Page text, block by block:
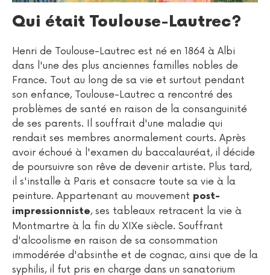
Qui était Toulouse-Lautrec?
Henri de Toulouse-Lautrec est né en 1864 à Albi
dans l'une des plus anciennes familles nobles de
France. Tout au long de sa vie et surtout pendant
son enfance, Toulouse-Lautrec a rencontré des
problèmes de santé en raison de la consanguinité
de ses parents. Il souffrait d'une maladie qui
rendait ses membres anormalement courts. Après
avoir échoué à l'examen du baccalauréat, il décide
de poursuivre son rêve de devenir artiste. Plus tard,
il s'installe à Paris et consacre toute sa vie à la
peinture. Appartenant au mouvement post-
impressionniste, ses tableaux retracent la vie à
Montmartre à la fin du XIXe siècle. Souffrant
d'alcoolisme en raison de sa consommation
immodérée d'absinthe et de cognac, ainsi que de la
syphilis, il fut pris en charge dans un sanatorium